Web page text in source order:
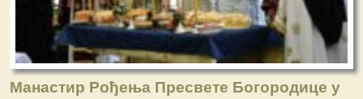
Манастир Рођења Пресвете Богородице у